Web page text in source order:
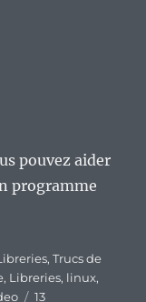
pouvez aider
programme
,Trucs de
, Libreries, linux,
13